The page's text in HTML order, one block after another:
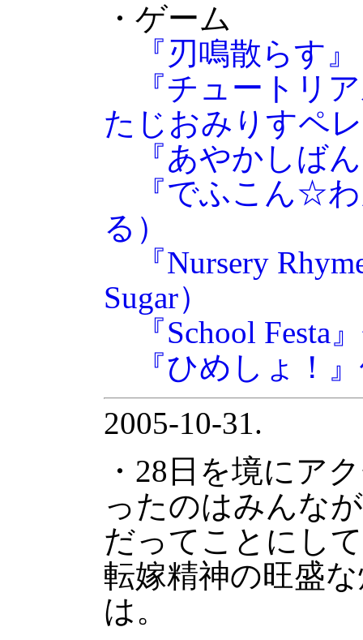
・ゲーム
『刃鳴散らす』
『チュートリ
たじおみりすペ
『あやかしば
『でふこん☆
る）
『Nursery
Sugar）
『School Festa
『ひめしょ！
2005-10-31.
・28日を境にア
ったのはみんな
だってことにし
転嫁精神の旺盛
は。